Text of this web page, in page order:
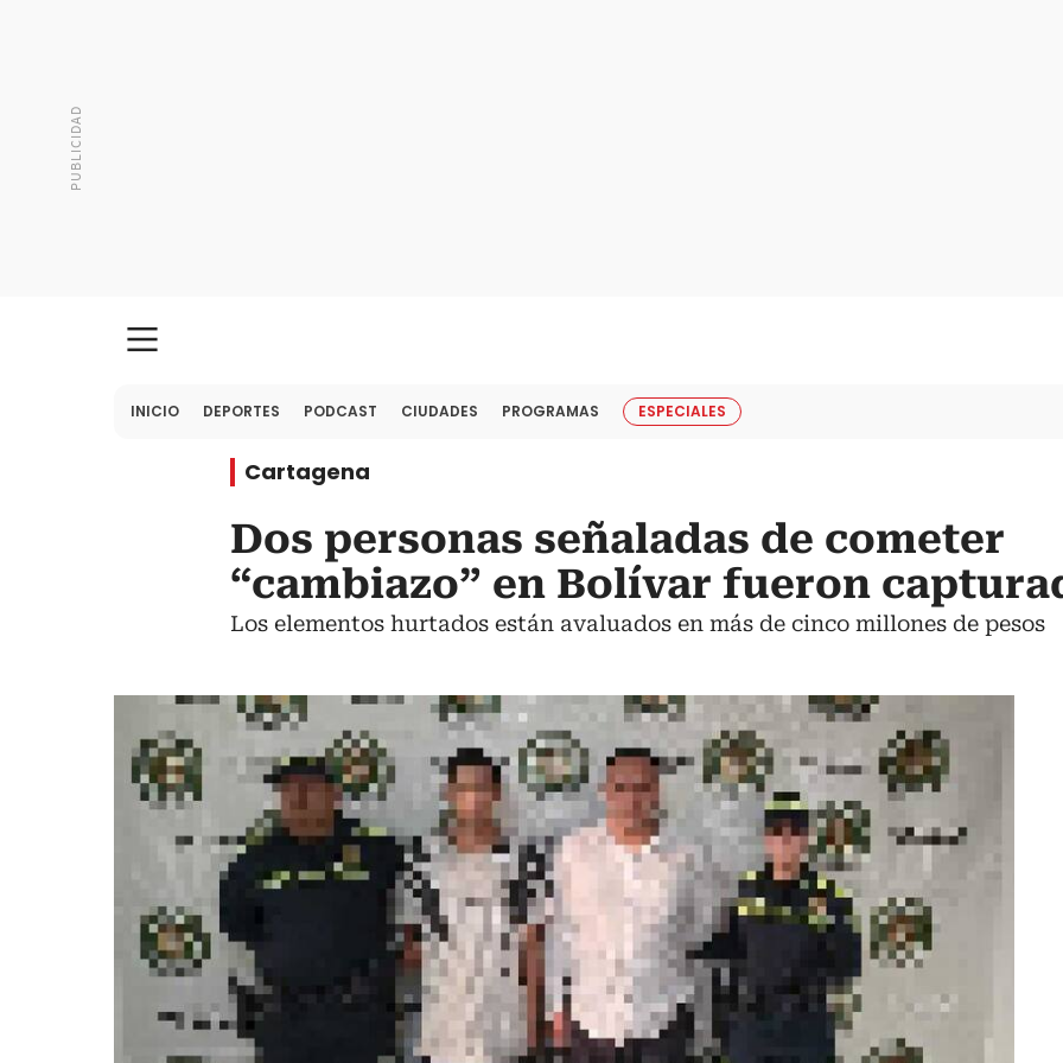
INICIO DEPORTES PODCAST CIUDADES PROGRAMAS ESPECIALES
Cartagena
Dos personas señaladas de cometer
“cambiazo” en Bolívar fueron
Los elementos hurtados están avaluados en más de cinco millones de pesos